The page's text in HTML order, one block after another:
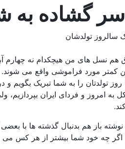
گشاده به
هم نسل های من هیچکدام نه چهارم
کمتر مورد فراموشی واقع می شوند.
تولدتان را به شما تبریک بگویم و
به امروز و فردای ایران
نوشته باز هم بدنبال گذشته ها با
چه خود شما بیشتر از هر کس می